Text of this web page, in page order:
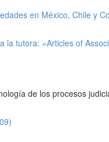
en México, Chile y
la tutora: «Articles of
de los procesos